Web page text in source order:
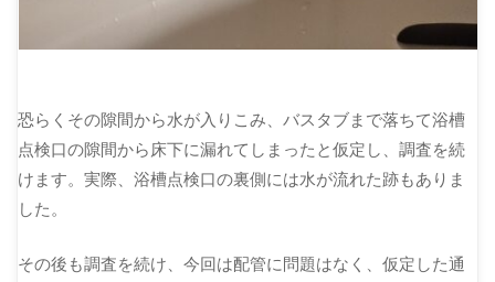
恐らくその隙間から水が入りこみ、バスタブまで落ちて浴槽
点検口の隙間から床下に漏れてしまったと仮定し、調査を続
けます。実際、浴槽点検口の裏側には水が流れた跡もありま
した。
その後も調査を続け、今回は配管に問題はなく、仮定した通